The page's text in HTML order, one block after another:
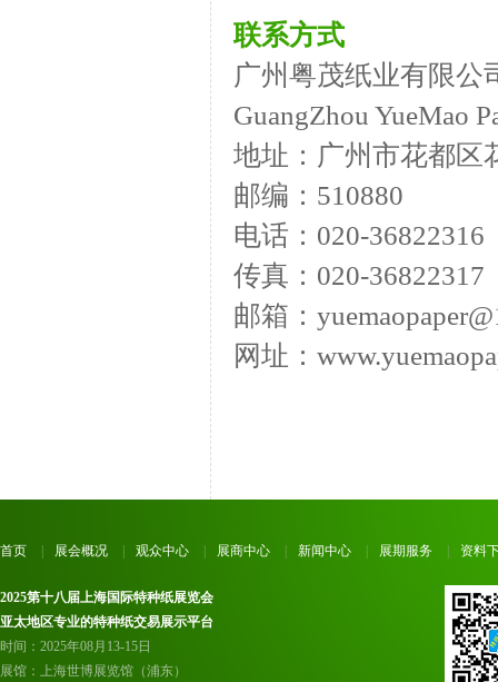
联系方式
广州粤茂纸业有限公
GuangZhou YueMao
地址：广州市花都区
邮编：510880
电话：020-36822316
传真：020-36822317
邮箱：
网址：
首页 展会概况 观众中心 展商中心 新闻中心 展期服务 资料
2025第十八届上海国际特种纸展览会
亚太地区专业的特种纸交易展示平台
时间：2025年08月13-15日
展馆：上海世博展览馆（浦东）